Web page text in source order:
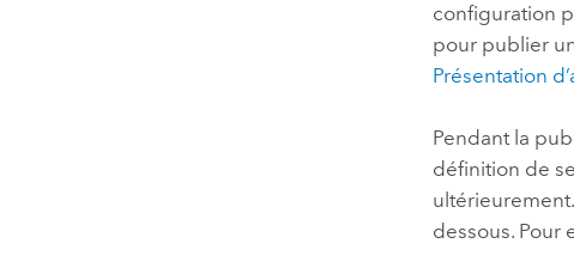
configuration
pour publier
Présentation
Pendant la
définition de
dessous. Pour